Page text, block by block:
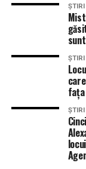
ȘTIRI
ȘTIRI
fața
ȘTIRI